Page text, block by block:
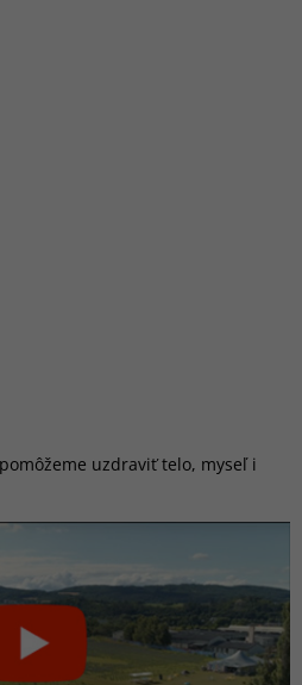
uzdraviť telo, myseľ i